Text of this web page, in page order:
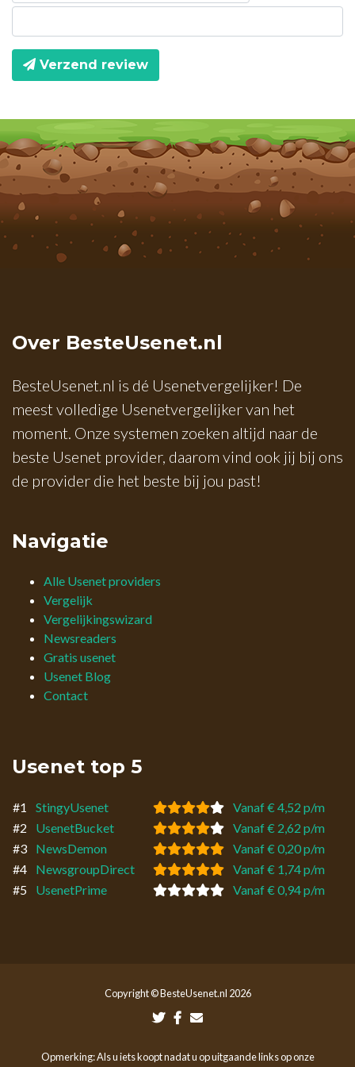
Verzend review
Over BesteUsenet.nl
BesteUsenet.nl is dé Usenetvergelijker! De
meest volledige Usenetvergelijker van het
moment. Onze systemen zoeken altijd naar de
beste Usenet provider, daarom vind ook jij bij ons
de provider die het beste bij jou past!
Navigatie
Alle Usenet providers
Vergelijk
Vergelijkingswizard
Newsreaders
Gratis usenet
Usenet Blog
Contact
Usenet top 5
#1 StingyUsenet
Vanaf € 4,52 p/m
#2
UsenetBucket
Vanaf € 2,62 p/m
#3
NewsDemon
Vanaf € 0,20 p/m
#4
NewsgroupDirect
Vanaf € 1,74 p/m
#5
UsenetPrime Vanaf € 0,94 p/m
Copyright © BesteUsenet.nl 2026
Opmerking: Als u iets koopt nadat u op uitgaande links op onze